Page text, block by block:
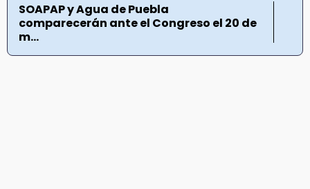
SOAPAP y Agua de Puebla
comparecerán ante el Congreso el 20 de
m...